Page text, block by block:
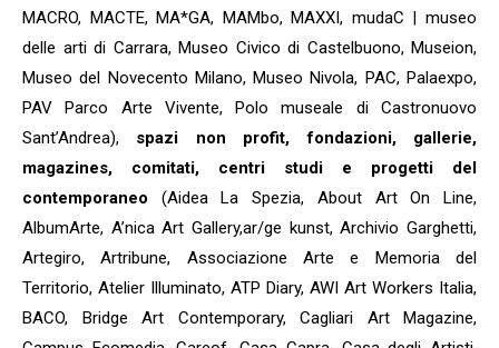
MACRO, MACTE, MA*GA, MAMbo, MAXXI, mudaC | museo
delle arti di Carrara, Museo Civico di Castelbuono, Museion,
Museo del Novecento Milano, Museo Nivola, PAC, Palaexpo,
PAV Parco Arte Vivente, Polo museale di Castronuovo
Sant’Andrea), spazi non profit, fondazioni, gallerie,
magazines, comitati, centri studi e progetti del
contemporaneo (Aidea La Spezia, About Art On Line,
AlbumArte, A’nica Art Gallery,ar/ge kunst, Archivio Garghetti,
Artegiro, Artribune, Associazione Arte e Memoria del
Territorio, Atelier Illuminato, ATP Diary, AWI Art Workers Italia,
BACO, Bridge Art Contemporary, Cagliari Art Magazine,